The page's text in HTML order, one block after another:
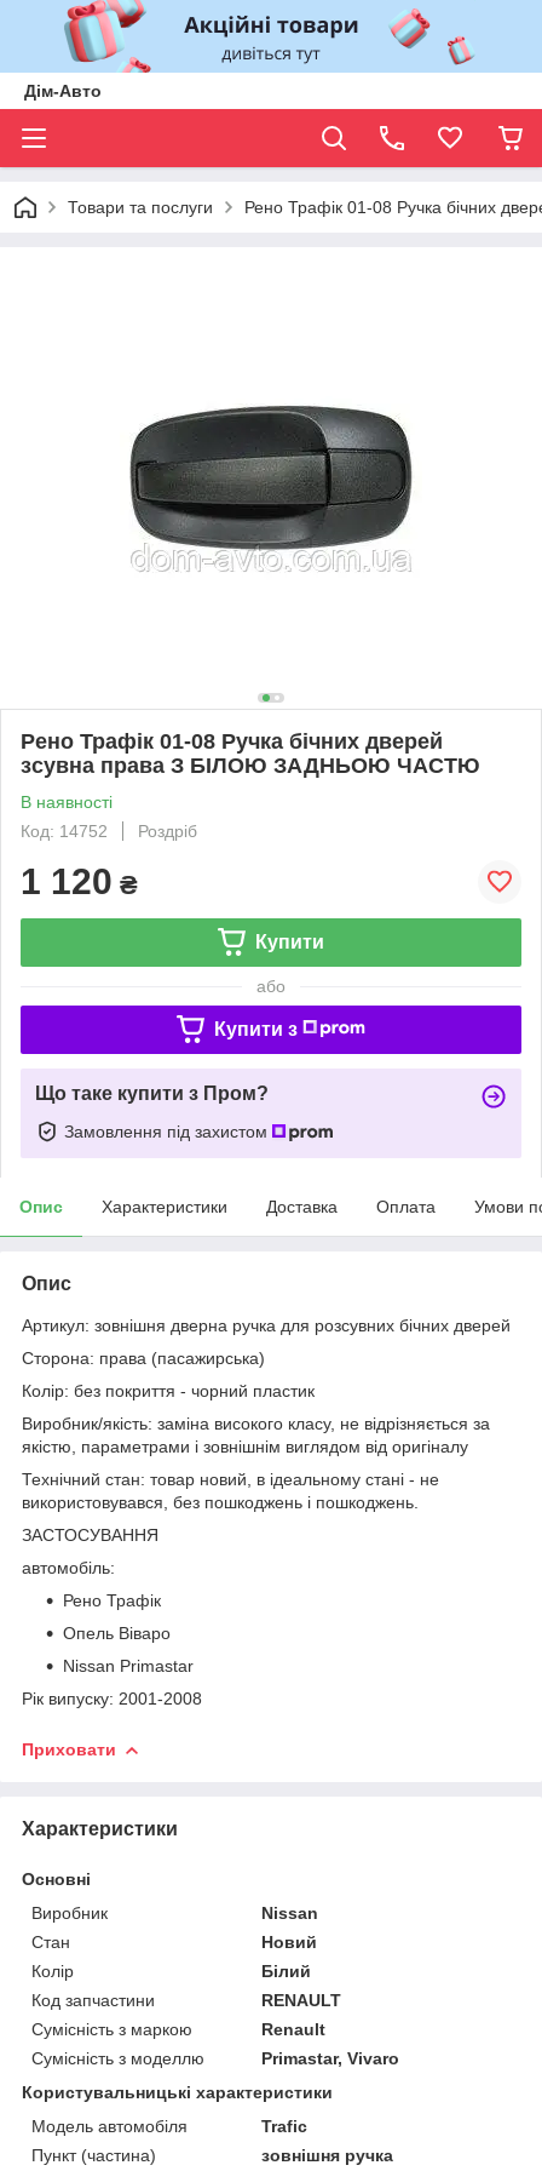
Дім-Авто
Товари та послуги Рено Трафік 01-08 Ручка бічних
Рено Трафік 01-08 Ручка бічних дверей
зсувна права З БІЛОЮ ЗАДНЬОЮ ЧАСТЮ
В наявності
Код: 14752
Роздріб
1 120 ₴
Купити
або
Купити з
Що таке купити з Пром?
Замовлення під захистом
Опис Характеристики Доставка Оплата Умови
Опис
Артикул: зовнішня дверна ручка для розсувних бічних дверей
Сторона: права (пасажирська)
Колір: без покриття - чорний пластик
Виробник/якість: заміна високого класу, не відрізняється за
якістю, параметрами і зовнішнім виглядом від оригіналу
Технічний стан: товар новий, в ідеальному стані - не
використовувався, без пошкоджень і пошкоджень.
ЗАСТОСУВАННЯ
автомобіль:
Рено Трафік
Опель Віваро
Nissan Primastar
Рік випуску: 2001-2008
Приховати
Характеристики
Основні
Виробник
Nissan
Стан
Новий
Колір
Білий
Код запчастини
RENAULT
Сумісність з маркою
Renault
Сумісність з моделлю
Primastar, Vivaro
Користувальницькі характеристики
Модель автомобіля
Trafic
Пункт (частина)
зовнішня ручка